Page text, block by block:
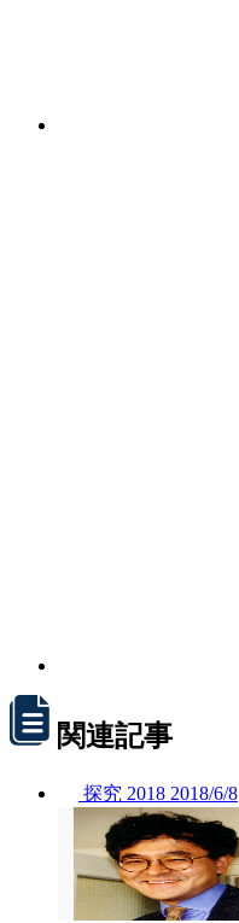
関連記事
探究 2018 2018/6/8